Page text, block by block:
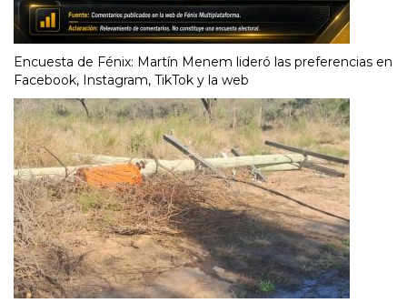
Encuesta de Fénix: Martín Menem lideró las preferencias en
Facebook, Instagram, TikTok y la web